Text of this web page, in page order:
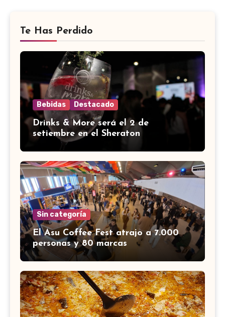
Te Has Perdido
Bebidas Destacado
Drinks & More será el 2 de
setiembre en el Sheraton
Sin categoría
El Asu Coffee Fest atrajo a 7.000
personas y 80 marcas